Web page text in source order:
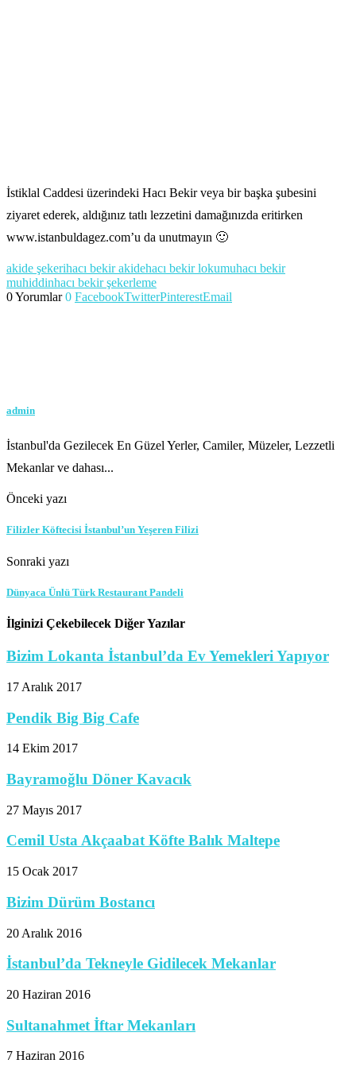
İstiklal Caddesi üzerindeki Hacı Bekir veya bir başka şubesini
ziyaret ederek, aldığınız tatlı lezzetini damağınızda eritirken
www.istanbuldagez.com’u da unutmayın 🙂
akide şekerihacı bekir akidehacı bekir lokumuhacı bekir
muhiddinhacı bekir şekerleme
0 Yorumlar 0 FacebookTwitterPinterestEmail
admin
İstanbul'da Gezilecek En Güzel Yerler, Camiler, Müzeler, Lezzetli
Mekanlar ve dahası...
Önceki yazı
Filizler Köftecisi İstanbul’un Yeşeren Filizi
Sonraki yazı
Dünyaca Ünlü Türk Restaurant Pandeli
İlginizi Çekebilecek Diğer Yazılar
Bizim Lokanta İstanbul’da Ev Yemekleri Yapıyor
17 Aralık 2017
Pendik Big Big Cafe
14 Ekim 2017
Bayramoğlu Döner Kavacık
27 Mayıs 2017
Cemil Usta Akçaabat Köfte Balık Maltepe
15 Ocak 2017
Bizim Dürüm Bostancı
20 Aralık 2016
İstanbul’da Tekneyle Gidilecek Mekanlar
20 Haziran 2016
Sultanahmet İftar Mekanları
7 Haziran 2016